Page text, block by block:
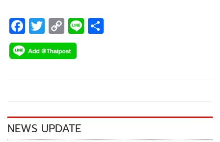
F
ac
e
k
T
wi
tt
C
o
p
k
Li
NEWS UPDATE